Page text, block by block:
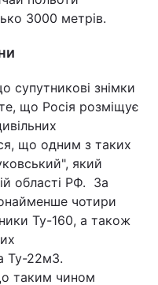
3000 метрів.
супутникові знімки
що Росія розміщує
що одним з таких
який
області РФ. За
чотири
Ту-160, а також
Ту-22м3.
таким чином